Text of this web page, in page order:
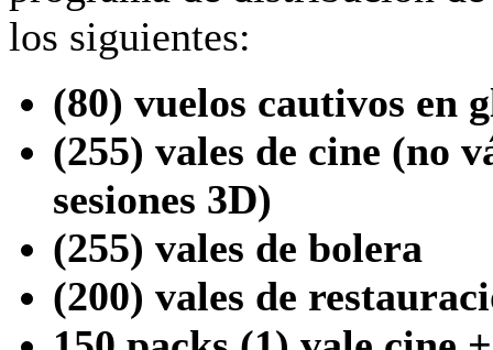
los siguientes:
(80) vuelos cautivos en
(255) vales de cine (no
sesiones 3D)
(255) vales de bolera
(200) vales de